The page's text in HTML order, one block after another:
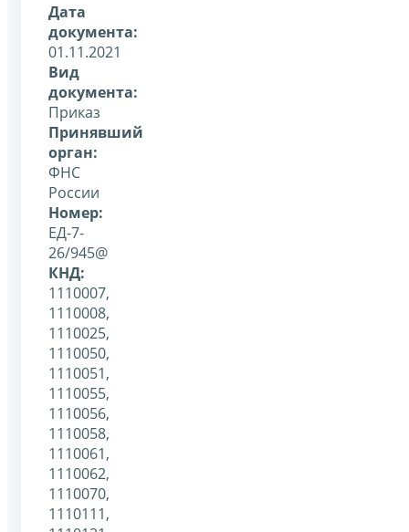
Дата
документа:
01.11.2021
Вид
документа:
Приказ
Принявший
орган:
ФНС
России
Номер:
ЕД-7-
26/945@
КНД:
1110007,
1110008,
1110025,
1110050,
1110051,
1110055,
1110056,
1110058,
1110061,
1110062,
1110070,
1110111,